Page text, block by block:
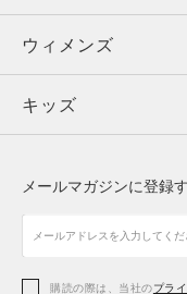
ウィメンズ
キッズ
アクセサリー
トップス
ボトムス
アクセサリー
ウィメンズ
トップス
シューズ
アクセサリー
キッズ
シューズ
メールマガジンに登録
購読の際は、当社のプラ